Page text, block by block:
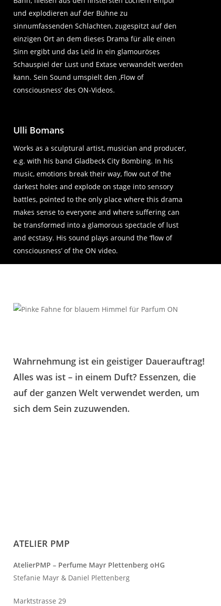
und explodieren auf der Bühne zu
sinnumfassenden Schlachten, zugespitzt auf den
einzigen Ort an dem dieses Drama für alle einen
Sinn ergibt und das Leid in ein glamouröses
Schauspiel der Lust und Extase verwandelt werden
kann. Sein Sound umspielt den ‚Flow of
consciousness’ des ON-Videos.
Ulli Bomans
Works as a sculptural artist, musician and producer,
e.g. with his band Gladbeck City Bombing. In his
music, emotions break their way, flow out of the
darkest holes and explode on stage into sensory
battles, pointed to the only place where this drama
makes sense to everyone and where suffering can
be transformed into a glamorous spectacle of lust
and ecstasy. His sound plays around the ‘flow of
consciousness’ of the ON video.
Play
Wahrnehmung ist ein geistiger Dauerauftrag!
Alles was ist – in einem Duft? Essenzen, die
auf der ganzen Welt verwendet werden, um
sich dem Sein zuzuwenden.
ATELIER PMP
AtelierPMP – Perfume Mayr Plettenberg oHG
Stefanie Mayr & Daniel Plettenberg
Marktstrasse 29